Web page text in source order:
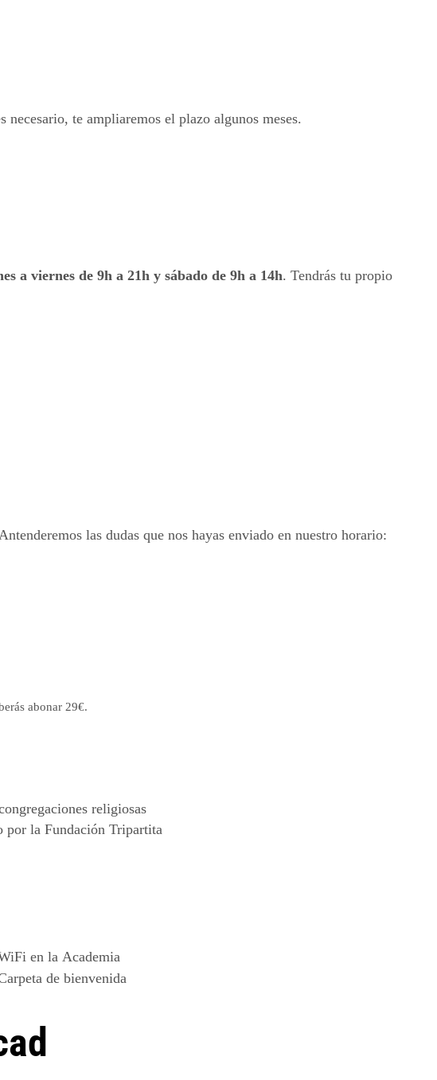
te ampliaremos el plazo algunos meses.
a viernes de 9h a 21h y sábado de 9h a 14h. Tendrás tu propio
Antenderemos las dudas que nos hayas enviado en nuestro horario:
abonar 29€.
religiosas
por la Fundación Tripartita
en la Academia
de bienvenida